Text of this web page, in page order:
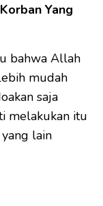
Yang
bahwa Allah
mudah
saja
melakukan itu
lain